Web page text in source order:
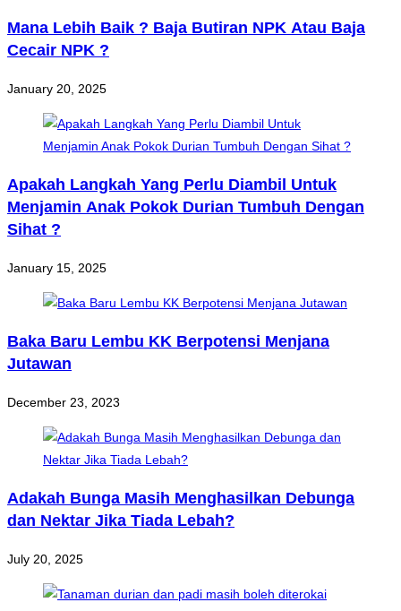
Mana Lebih Baik ? Baja Butiran NPK Atau Baja
Cecair NPK ?
January 20, 2025
Apakah Langkah Yang Perlu Diambil Untuk
Menjamin Anak Pokok Durian Tumbuh Dengan
Sihat ?
January 15, 2025
Baka Baru Lembu KK Berpotensi Menjana
Jutawan
December 23, 2023
Adakah Bunga Masih Menghasilkan Debunga
dan Nektar Jika Tiada Lebah?
July 20, 2025